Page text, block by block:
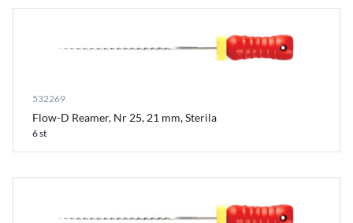
532269
Flow-D Reamer, Nr 25, 21 mm, Sterila
6 st